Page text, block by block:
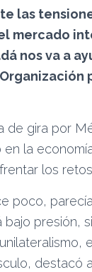
las
mercado
nos va a
de gira por
en la
los
poco,
presión,
destacó